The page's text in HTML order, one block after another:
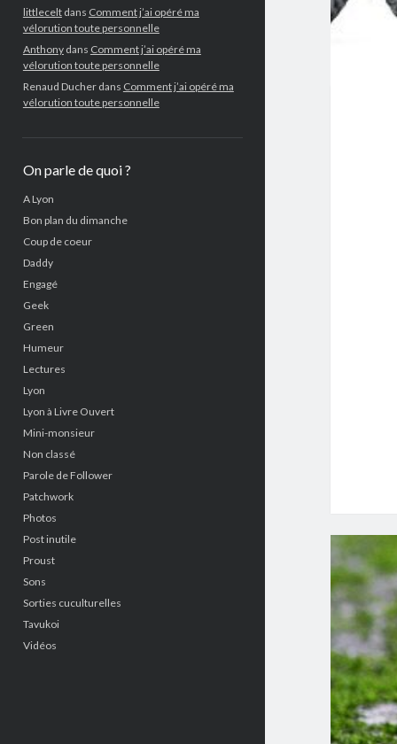
littleceltdans Comment j’ai opéré ma
vélorution toute personnelle
Anthonydans Comment j’ai opéré ma
vélorution toute personnelle
Renaud Ducherdans Comment j’ai opéré ma
vélorution toute personnelle
On parle de quoi ?
A Lyon
Bon plan du dimanche
Coup de coeur
Daddy
Engagé
Geek
Green
Humeur
Lectures
Lyon
Lyon à Livre Ouvert
Mini-monsieur
Non classé
Parole de Follower
Patchwork
Photos
Post inutile
Proust
Sons
Sorties cuculturelles
Tavukoi
Vidéos